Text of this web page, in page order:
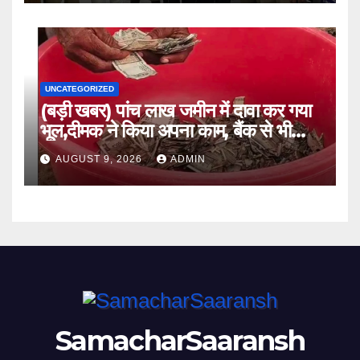
UNCATEGORIZED
(बड़ी खबर) पांच लाख जमीन में दावा कर गया
भूल,दीमक ने किया अपना काम, बैंक से भी
लौटा हताश ।।
AUGUST 9, 2026 ADMIN
SamacharSaaransh